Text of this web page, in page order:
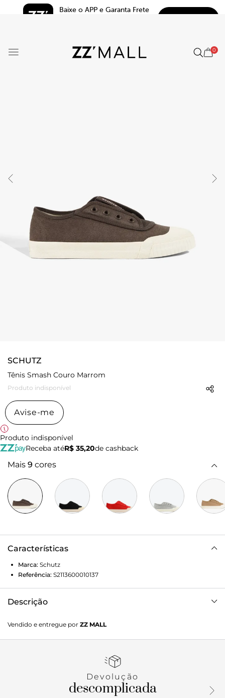
Baixe o APP e Garanta Frete
0
SCHUTZ
Tênis Smash Couro Marrom
Produto indisponível
Avise-me
Produto indisponível
Receba atéR$ 35,20de cashback
Mais 9 cores
Características
Marca: Schutz
Referência: S2113600010137
Descrição
O design slip-on (de calce fácil, sem cadarço) une a
tendência artesanal com a praticidade. Possui biqueira e
elegante e confortável para o dia a dia.
Vendido e entregue por ZZ MALL
Devolução
descomplicada